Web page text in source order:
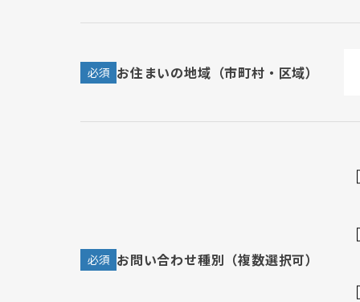
必須 お住まいの地域（市町村・区域）
必須 お問い合わせ種別（複数選択可）